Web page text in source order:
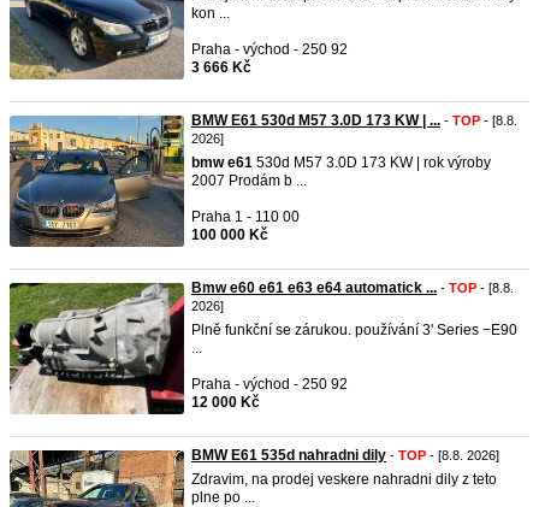
kon ...
Praha - východ - 250 92
3 666 Kč
BMW E61 530d M57 3.0D 173 KW | ... - TOP - [8.8.
2026]
bmw e61 530d M57 3.0D 173 KW | rok výroby
2007 Prodám b ...
Praha 1 - 110 00
100 000 Kč
Bmw e60 e61 e63 e64 automatick ... - TOP - [8.8.
2026]
Plně funkční se zárukou. používání 3' Series −E90
...
Praha - východ - 250 92
12 000 Kč
BMW E61 535d nahradni dily - TOP - [8.8. 2026]
Zdravim, na prodej veskere nahradni dily z teto
plne po ...